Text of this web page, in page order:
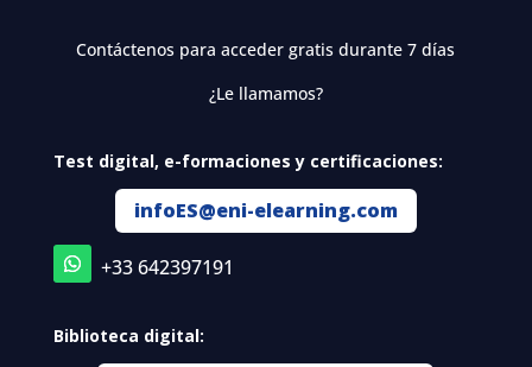
Contáctenos para acceder gratis durante 7 días
¿Le llamamos?
Test digital, e-formaciones y certificaciones:
infoES@eni-elearning.com
+33 642397191
Biblioteca digital: